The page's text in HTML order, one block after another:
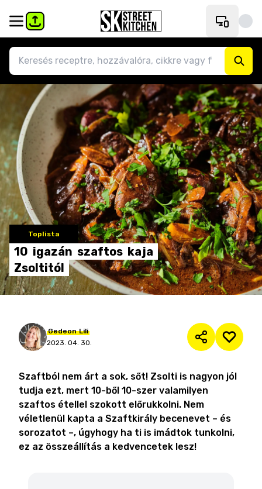
Toplista
10 igazán szaftos kaja
Zsoltitól
Gedeon Lili
2023. 04. 30.
Szaftból nem árt a sok, sőt! Zsolti is nagyon jól
tudja ezt, mert 10-ből 10-szer valamilyen
szaftos étellel szokott előrukkolni. Nem
véletlenül kapta a Szaftkirály becenevet – és
sorozatot –, úgyhogy ha ti is imádtok tunkolni,
ez az összeállítás a kedvencetek lesz!